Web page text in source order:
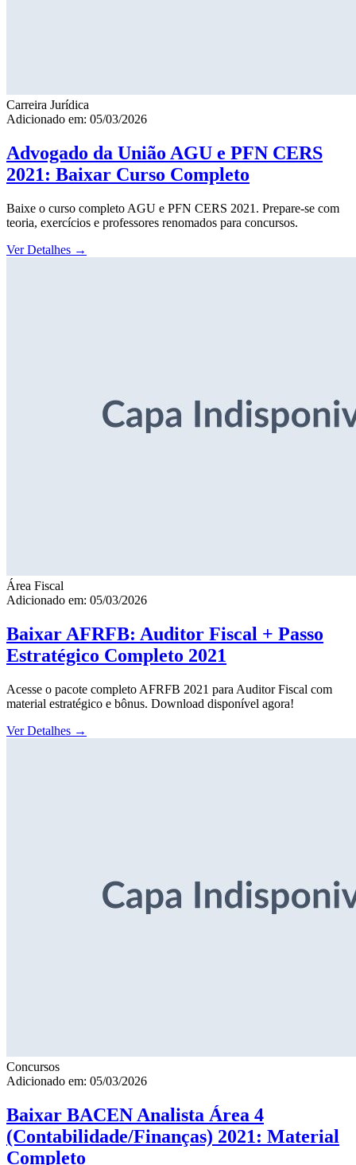
Carreira Jurídica
Adicionado em: 05/03/2026
Advogado da União AGU e PFN CERS
2021: Baixar Curso Completo
Baixe o curso completo AGU e PFN CERS 2021. Prepare-se com
teoria, exercícios e professores renomados para concursos.
Ver Detalhes →
Área Fiscal
Adicionado em: 05/03/2026
Baixar AFRFB: Auditor Fiscal + Passo
Estratégico Completo 2021
Acesse o pacote completo AFRFB 2021 para Auditor Fiscal com
material estratégico e bônus. Download disponível agora!
Ver Detalhes →
Concursos
Adicionado em: 05/03/2026
Baixar BACEN Analista Área 4
(Contabilidade/Finanças) 2021: Material
Completo